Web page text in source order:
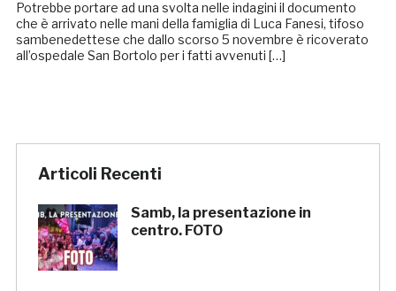
Potrebbe portare ad una svolta nelle indagini il documento
che è arrivato nelle mani della famiglia di Luca Fanesi, tifoso
sambenedettese che dallo scorso 5 novembre è ricoverato
all’ospedale San Bortolo per i fatti avvenuti […]
Articoli Recenti
Samb, la presentazione in
centro. FOTO